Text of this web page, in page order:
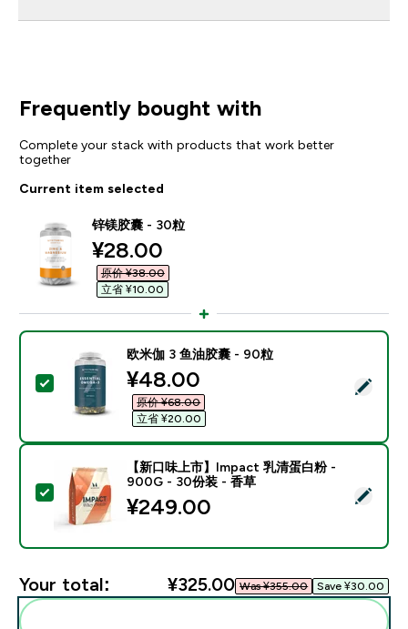
Frequently bought with
Complete your stack with products that work better
together
Current item selected
锌镁胶囊 - 30粒
discounted price
¥28.00‎
原价 ¥38.00‎
立省 ¥10.00‎
Select this product - 欧米伽 3 鱼油胶囊 - 90粒
欧米伽 3 鱼油胶囊 - 90粒
discounted price
¥48.00‎
原价 ¥68.00‎
立省 ¥20.00‎
Select this product - 【新口味上市】Impact 乳清蛋
【新口味上市】Impact 乳清蛋白粉 -
900G - 30份装 - 香草
¥249.00‎
Your total: ¥325.00‎ Was ¥355.00‎ Save ¥30.00‎